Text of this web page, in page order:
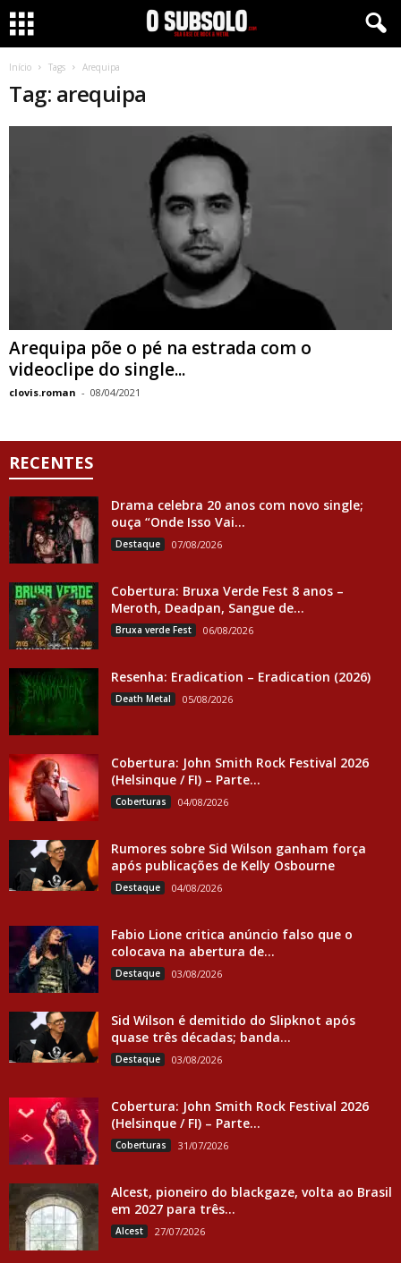
Início Tags Arequipa
Tag: arequipa
Arequipa põe o pé na estrada com o
videoclipe do single...
clovis.roman - 08/04/2021
RECENTES
Drama celebra 20 anos com novo single;
ouça “Onde Isso Vai...
Destaque 07/08/2026
Cobertura: Bruxa Verde Fest 8 anos –
Meroth, Deadpan, Sangue de...
Bruxa verde Fest 06/08/2026
Resenha: Eradication – Eradication (2026)
Death Metal 05/08/2026
Cobertura: John Smith Rock Festival 2026
(Helsinque / FI) – Parte...
Coberturas 04/08/2026
Rumores sobre Sid Wilson ganham força
após publicações de Kelly Osbourne
Destaque 04/08/2026
Fabio Lione critica anúncio falso que o
colocava na abertura de...
Destaque 03/08/2026
Sid Wilson é demitido do Slipknot após
quase três décadas; banda...
Destaque 03/08/2026
Cobertura: John Smith Rock Festival 2026
(Helsinque / FI) – Parte...
Coberturas 31/07/2026
Alcest, pioneiro do blackgaze, volta ao Brasil
em 2027 para três...
Alcest 27/07/2026